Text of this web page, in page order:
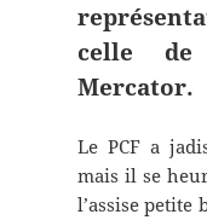
celle
Mercator.
Le PCF a
mais il se
l’assise petite